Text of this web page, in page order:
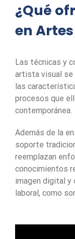
¿Qué
en
Las técnicas y
artista visual se
las
procesos que
contemporánea.
Además de la
soporte
reemplazan
conocimientos
imagen digital y
laboral, como